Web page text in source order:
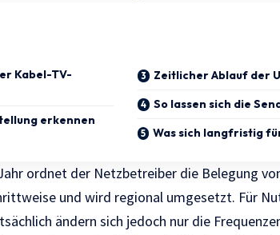
Kabel-TV-
erkennen
Zeitlicher Ablauf der
So lassen sich die
Was sich langfristig
ordnet der Netzbetreiber die Belegung
und wird regional umgesetzt. Für
ändern sich jedoch nur die